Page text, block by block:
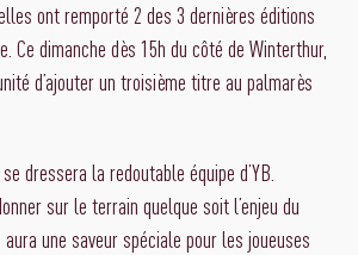
ont remporté 2 des 3 dernières éditions
Ce dimanche dès 15h du côté de Winterthur,
d’ajouter un troisième titre au palmarès
dressera la redoutable équipe d’YB.
sur le terrain quelque soit l’enjeu du
une saveur spéciale pour les joueuses